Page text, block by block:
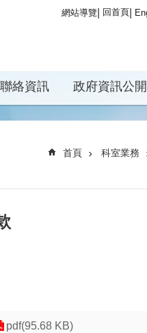
網站導覽 回首頁
聯絡資訊 政府資訊公開
首頁 科室業務
pdf(95.68 KB)